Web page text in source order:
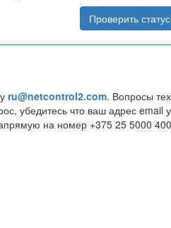
Проверить
ru@netcontrol2.com. Вопросы
убедитесь что ваш адрес email
на номер +375 25 5000